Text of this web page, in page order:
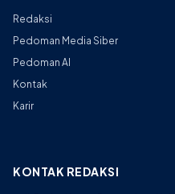
Redaksi
Pedoman Media Siber
Pedoman AI
Kontak
Karir
KONTAK REDAKSI